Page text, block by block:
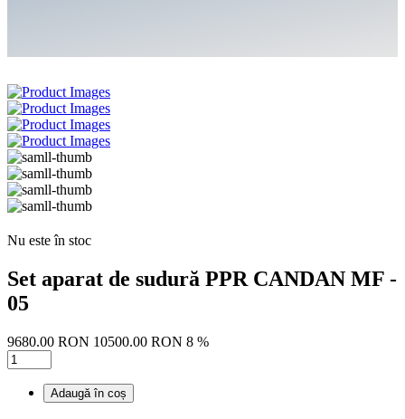
Nu este în stoc
Set aparat de sudură PPR CANDAN MF -
05
9680.00 RON 10500.00 RON 8 %
Adaugă în coș